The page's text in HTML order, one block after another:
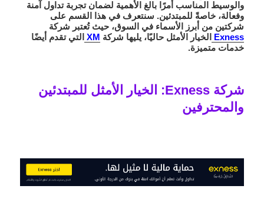
والوسيط المناسب أمرًا بالغ الأهمية لضمان تجربة تداول آمنة
وفعالة، خاصةً للمبتدئين. سنتعرف في هذا القسم على
شركتين من أبرز الأسماء في السوق، حيث تُعتبر شركة
Exness الخيار الأمثل حاليًا، يليها شركة XM التي تقدم أيضًا
خدمات متميزة.
شركة Exness: الخيار الأمثل للمبتدئين
والمحترفين